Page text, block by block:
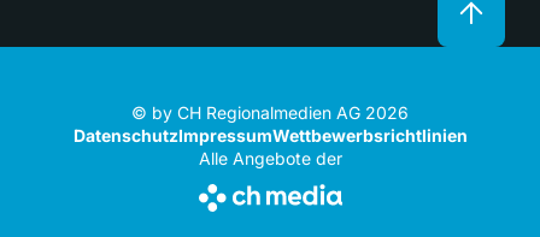
© by CH Regionalmedien AG 2026
DatenschutzImpressumWettbewerbsrichtlinien
Alle Angebote der